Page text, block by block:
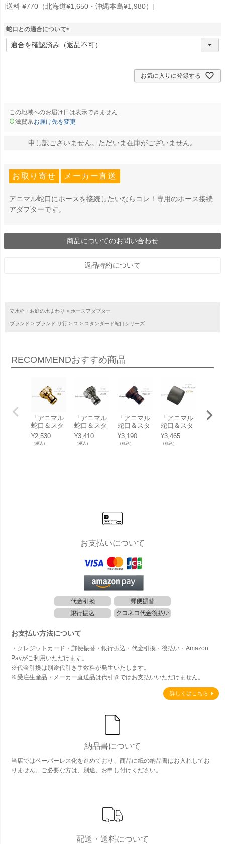
送料 ¥770（北海道¥1,650・沖縄本島¥1,980）
蛇口との適合について
(
必
お気に入りに登録する
この地域へのお届け日は表示できません
滋賀県 お届け先を変更
申し訳ございません。ただいま在庫がございません。
お取り寄せ メーカー直送
アニマル蛇口にホースを接続したいならコレ！専用のホース接続
アダプターです。
商品についてのお問い合わせ
返品特約について
立水栓・お庭の水まわり ホースアダプター
ブランド ブランド サ行 ス スタンダード蛇口シリーズ
RECOMMENDおすすめ商品
「アニマル
蛇口＆スタ
ンダード蛇
口 専用ホー
スアダプタ
¥2,530
（税込）
「アニマル
蛇口＆スタ
ンダード蛇
口 専用ホー
スアダプタ
¥3,410
（税込）
「アニマル
蛇口＆スタ
ンダード蛇
口 専用ホー
スアダプタ
¥3,190
（税込）
「アニマル
蛇口＆スタ
ンダード蛇
口 専用 泡
沫アダプタ
¥3,465
（税込）
「ア
お支払いについて
お支払い方法について
・クレジットカード・郵便振替・銀行振込・代金引換・後払い・Amazon
Payがご利用いただけます。
※代金引換は別途代引き手数料が発生いたします。
※受注生産品・メーカー直送品は代引きではお支払いいただけません。
詳しくはこちら
納品書について
当店ではペーパーレス化を進めており、商品に紙の納品書はお入れしてお
りません。ご必要な方は、別途、お申し付けください。
配送・送料について